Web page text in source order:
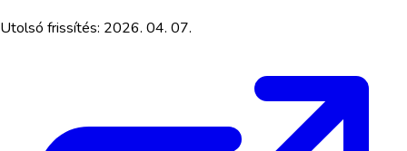
Utolsó frissítés: 2026. 04. 07.